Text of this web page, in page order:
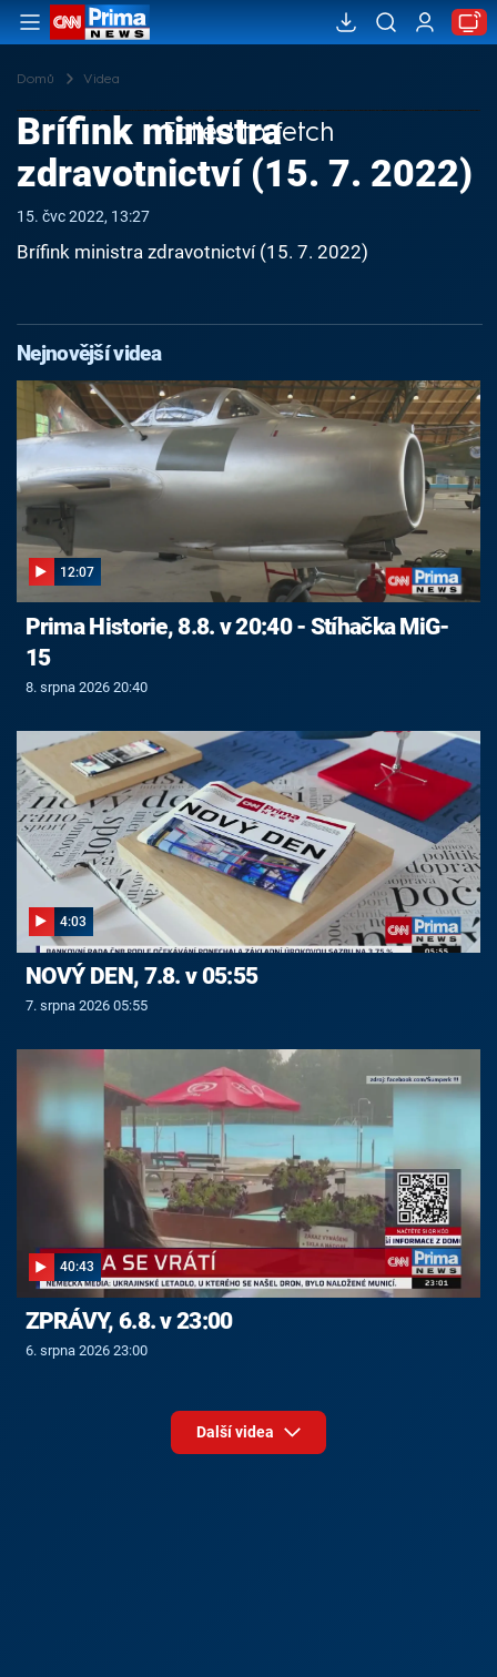
Domů Videa
Failed to fetch
Brífink ministra
zdravotnictví (15. 7. 2022)
15. čvc 2022, 13:27
Brífink ministra zdravotnictví (15. 7. 2022)
Nejnovější videa
12:07
Prima Historie, 8.8. v 20:40 - Stíhačka MiG-
15
8. srpna 2026 20:40
4:03
NOVÝ DEN, 7.8. v 05:55
7. srpna 2026 05:55
40:43
ZPRÁVY, 6.8. v 23:00
6. srpna 2026 23:00
Další videa